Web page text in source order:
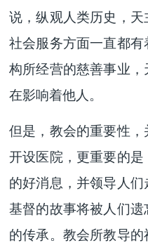
说，纵观人类历史，
社会服务方面一直都
构所经营的慈善事业
在影响着他人。
但是，教会的重要性，
开设医院，更重要的
的好消息，并领导人们
基督的故事将被人们
的传承。教会所教导